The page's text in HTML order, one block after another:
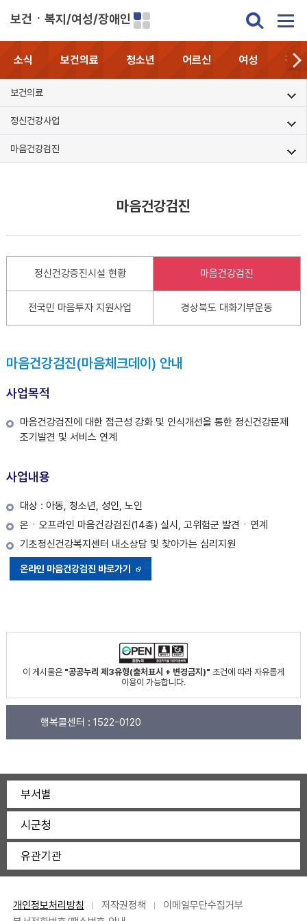
보건ㆍ복지/여성/장애인
소식 보건의료 청소년 어르신 여성 장애
보건의료
정신건강사업
마음건강검진
마음건강검진
정신건강증진시설 현황 마음건강검진
전국민 마음투자 지원사업 경상북도 대화기부운동
마음건강검진(마음체크데이) 안내
사업목적
마음건강검진에 대한 접근성 강화 및 인식개선을 통한 정신건강문제
조기발견 및 서비스 연계
사업내용
대상 : 아동, 청소년, 성인, 노인
온ㆍ오프라인 마음건강검진(14종) 실시, 고위험군 발견ㆍ연계
기초정신건강복지센터 내소상담 및 찾아가는 심리지원
온라인 마음건강검진 바로가기
이 게시물은 "공공누리 제3유형(출처표시 + 변경금지)" 조건에 따라 자유롭게
이용이 가능합니다.
행복콜센터 : 1522-0120
부서별
시군청
유관기관
개인정보처리방침 저작권정책
이메일무단수집거부